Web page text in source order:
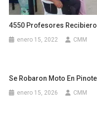
4550 Profesores
enero 15, 2022 CMM
Se Robaron Moto En
enero 15, 2026 CMM